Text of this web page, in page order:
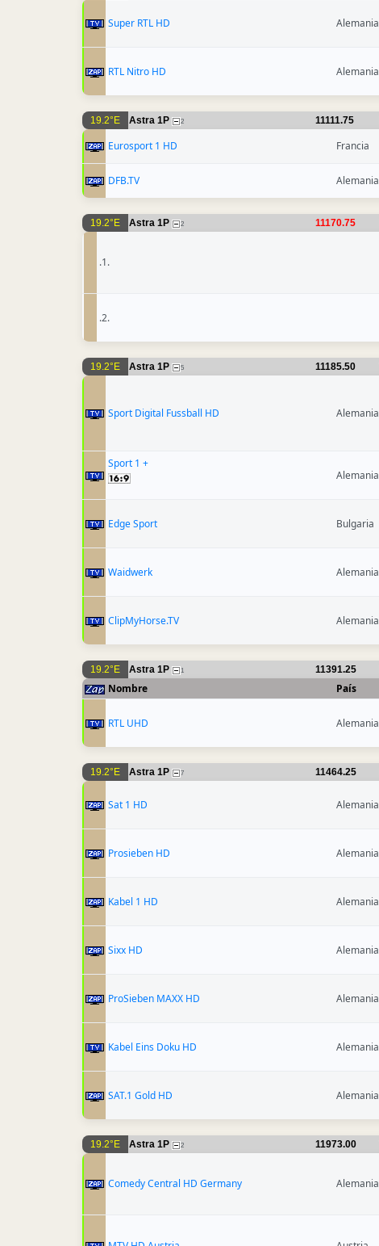
Super RTL HD Alemania
RTL Nitro HD Alemania
19.2°E Astra 1P 2 11111.75
Eurosport 1 HD Francia
DFB.TV Alemania
19.2°E Astra 1P 2 11170.75
.1.
.2.
19.2°E Astra 1P 5 11185.50
Sport Digital Fussball HD Alemania
Sport 1 +
Alemania
Edge Sport Bulgaria
Waidwerk Alemania
ClipMyHorse.TV Alemania
19.2°E Astra 1P 1 11391.25
Nombre País
RTL UHD Alemania
19.2°E Astra 1P 7 11464.25
Sat 1 HD Alemania
Prosieben HD Alemania
Kabel 1 HD Alemania
Sixx HD Alemania
ProSieben MAXX HD Alemania
Kabel Eins Doku HD Alemania
SAT.1 Gold HD Alemania
19.2°E Astra 1P 2 11973.00
Comedy Central HD Germany Alemania